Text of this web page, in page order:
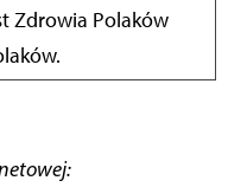
Zdrowia Polaków